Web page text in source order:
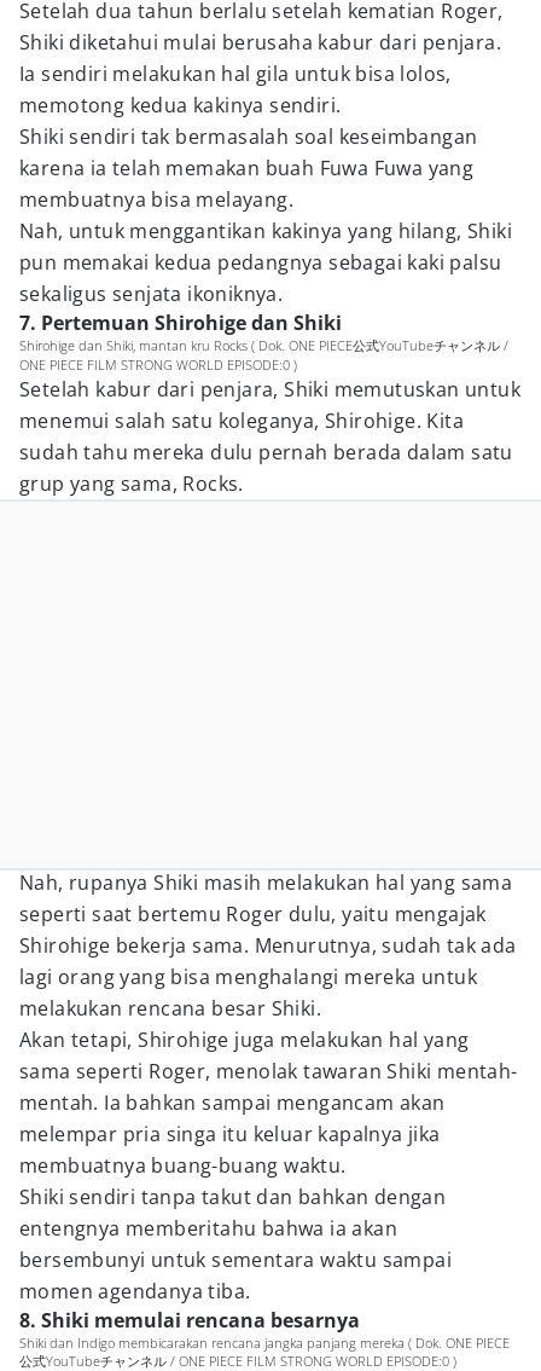
Setelah dua tahun berlalu setelah kematian Roger,
Shiki diketahui mulai berusaha kabur dari penjara.
Ia sendiri melakukan hal gila untuk bisa lolos,
memotong kedua kakinya sendiri.
Shiki sendiri tak bermasalah soal keseimbangan
karena ia telah memakan buah Fuwa Fuwa yang
membuatnya bisa melayang.
Nah, untuk menggantikan kakinya yang hilang, Shiki
pun memakai kedua pedangnya sebagai kaki palsu
sekaligus senjata ikoniknya.
7. Pertemuan Shirohige dan Shiki
Shirohige dan Shiki, mantan kru Rocks ( Dok. ONE PIECE公式YouTubeチャンネル /
ONE PIECE FILM STRONG WORLD EPISODE:0 )
Setelah kabur dari penjara, Shiki memutuskan untuk
menemui salah satu koleganya, Shirohige. Kita
sudah tahu mereka dulu pernah berada dalam satu
grup yang sama, Rocks.
Nah, rupanya Shiki masih melakukan hal yang sama
seperti saat bertemu Roger dulu, yaitu mengajak
Shirohige bekerja sama. Menurutnya, sudah tak ada
lagi orang yang bisa menghalangi mereka untuk
melakukan rencana besar Shiki.
Akan tetapi, Shirohige juga melakukan hal yang
sama seperti Roger, menolak tawaran Shiki mentah-
mentah. Ia bahkan sampai mengancam akan
melempar pria singa itu keluar kapalnya jika
membuatnya buang-buang waktu.
Shiki sendiri tanpa takut dan bahkan dengan
entengnya memberitahu bahwa ia akan
bersembunyi untuk sementara waktu sampai
momen agendanya tiba.
8. Shiki memulai rencana besarnya
Shiki dan Indigo membicarakan rencana jangka panjang mereka ( Dok. ONE PIECE
公式YouTubeチャンネル / ONE PIECE FILM STRONG WORLD EPISODE:0 )